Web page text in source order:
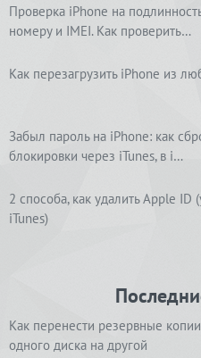
Проверка iPhone на
номеру и IMEI. Как проверить…
Как перезагрузить iPhone из
Забыл пароль на iPhone: как
блокировки через iTunes, в i…
2 способа, как удалить Apple ID
iTunes)
Как перенести резервные
одного диска на другой